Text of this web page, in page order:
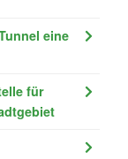
eine
für